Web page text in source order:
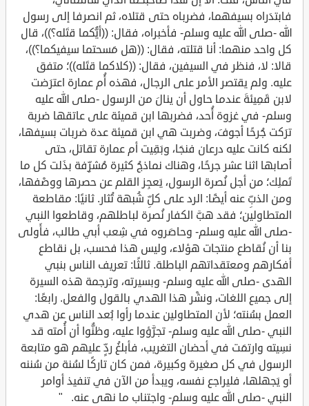
فابتدَراه بسيفهما، فضرباه حتى قتلاه، ثم انصرفا إلى رسول
الله -صلى الله عليه وسلم- فأخبراه، فقال: ((أيُّكما قتَله؟))، قال
كل واحد منهما: أنا قتلته، فقال: ((هل مَسحتما سيفيكما؟))،
قالا: لا، فنظر في السيفين، فقال: ((كلاكما قتَله))؛ متفق
عليه. ولم يقتصر الأمر على الرجال، فهذه أُم عمارة اعترَضت
لابن قَمِيئةَ عندما حاول أن ينالَ من الرسول -صلى الله عليه
وسلم- في غزوة أُحد، فضربها ابن قميئة على عاتقها ضربة
ترَكت جُرحًا أجوفَ، وضربت هي ابن قميئة عدة ضربات بسيفها،
لكنه كانت عليه درعان فنجَا، وبَقِيت أم عمارة تقاتل، حتى
أصابها اثنا عشر جرحًا، وهناك نماذجُ كثيرة مُشرِّفة بذَلت كل ما
تَملِك؛ من أجل نُصرة الرسول، يَعجِز القلم عن حصرها ووصْفها،
ومن الذبِّ عنه أيضًا: الرد على كلِّ شُبهة تُثار. ثانيًا: مقاطعة
المتطاولين؛ فقد هبَّ الكفار نُصرة لباطلهم، وقاطعوا النبي
-صلى الله عليه وسلم- وحاصَروه في شِعب أبي طالب، فأَولى
بنا أن نُقاطع منتجات هؤلاء، وليس هذا فحسب، بل نقاطع
أفكارهم ومعتقداتهم الباطلة. ثالثًا: تعريف الناس بنبي
الهدى -صلى الله عليه وسلم- وبسيرته، وترجمة هذه السيرة
إلى جميع اللغات، ونشْر هذا الهدي بالقول والفعل. رابعًا:
العمل بسُنته؛ لأن المتطاولين عندما رأوا بُعد الناس عن هدي
النبي -صلى الله عليه وسلم- تجرَّؤوا عليه، وظنُّوا أن أُمته قد
نسِيته وارتمَت في أحضان التغريب، فأبلغُ ردٍّ عليهم هو متابعة
الرسول في كل صغيرة وكبيرة، فمن كان تاركًا لسُنة من سُننه
أو يَجهلها، فليراجع نفسه، ويبدأ من الآن في تنفيذ أوامر
النبي -صلى الله عليه وسلم- واجتناب ما نهى عنه. "